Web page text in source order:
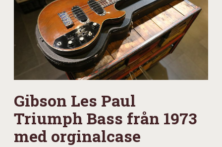
Gibson Les Paul
Triumph Bass från 1973
med orginalcase